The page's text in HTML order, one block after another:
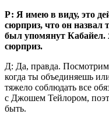
Р: Я имею в виду, это
сюрприз, что он назвал
был упомянут Кабайел.
сюрприз.
Д: Да, правда.
когда ты объединяешь
тяжело соблюдать все
с Джошем Тейлором,
быть.